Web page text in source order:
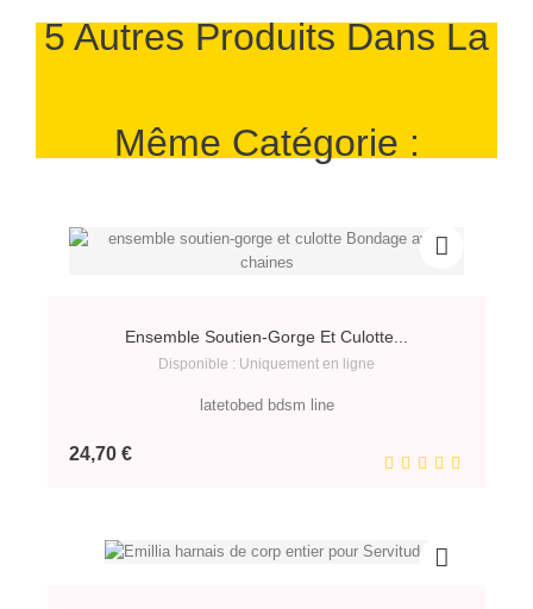
5 Autres Produits Dans La
Même Catégorie :
Ensemble Soutien-Gorge Et Culotte...
Disponible : Uniquement en ligne
latetobed bdsm line
24,70 €Prix